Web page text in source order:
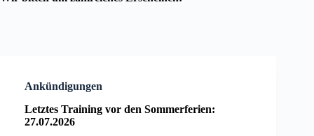
Ankündigungen
Letztes Training vor den Sommerferien:
27.07.2026